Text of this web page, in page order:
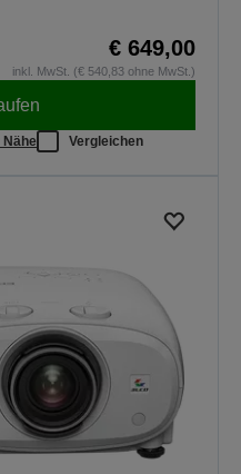
€ 649,00
inkl. MwSt. (€ 540,83 ohne MwSt.)
Vergleichen